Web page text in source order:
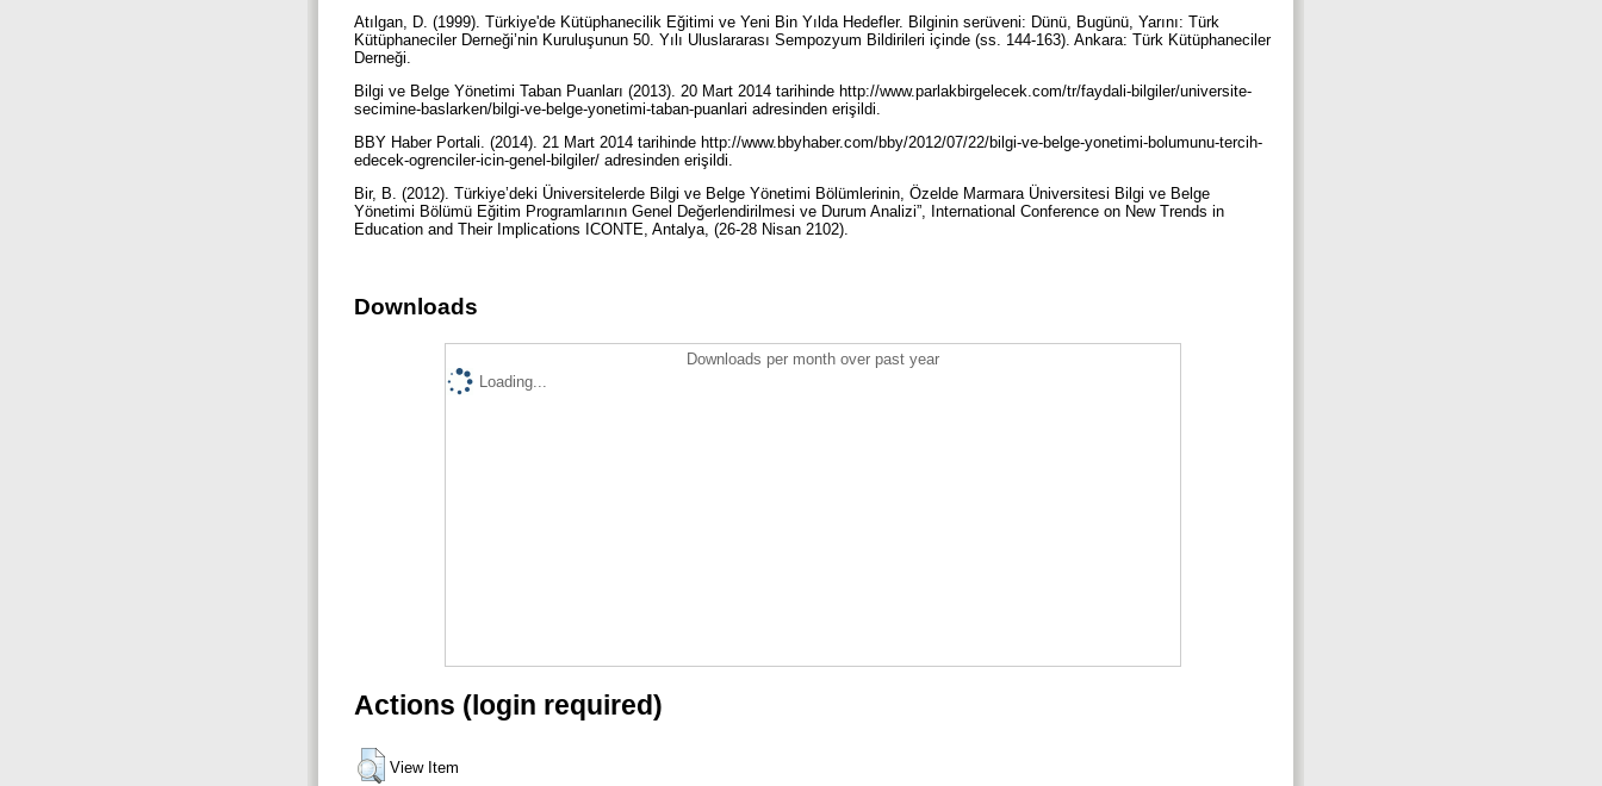
Atılgan, D. (1999). Türkiye'de Kütüphanecilik Eğitimi ve Yeni Bin Yılda Hedefler. Bilginin serüveni: Dünü, Bugünü, Yarını: Türk
Kütüphaneciler Derneği’nin Kuruluşunun 50. Yılı Uluslararası Sempozyum Bildirileri içinde (ss. 144-163). Ankara: Türk Kütüphaneciler
Derneği.
Bilgi ve Belge Yönetimi Taban Puanları (2013). 20 Mart 2014 tarihinde http://www.parlakbirgelecek.com/tr/faydali-bilgiler/universite-
secimine-baslarken/bilgi-ve-belge-yonetimi-taban-puanlari adresinden erişildi.
BBY Haber Portali. (2014). 21 Mart 2014 tarihinde http://www.bbyhaber.com/bby/2012/07/22/bilgi-ve-belge-yonetimi-bolumunu-tercih-
edecek-ogrenciler-icin-genel-bilgiler/ adresinden erişildi.
Bir, B. (2012). Türkiye’deki Üniversitelerde Bilgi ve Belge Yönetimi Bölümlerinin, Özelde Marmara Üniversitesi Bilgi ve Belge
Yönetimi Bölümü Eğitim Programlarının Genel Değerlendirilmesi ve Durum Analizi”, International Conference on New Trends in
Education and Their Implications ICONTE, Antalya, (26-28 Nisan 2102).
Downloads
Downloads per month over past year
Loading...
Actions (login required)
View Item